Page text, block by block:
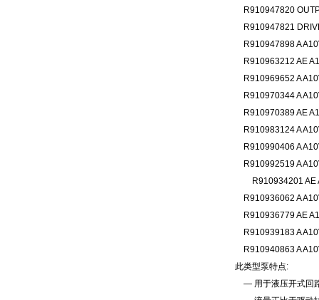
R910947820
R910947821
R910947898 A
R910963212 AE
R910969652 A
R910970344 A
R910970389 AE
R910983124 A
R910990406 A
R910992519 A
R910934201 AE
R910936062 A
R910936779 AE
R910939183 A
R910940863 A
此类型泵特点:
— 用于液压开式回